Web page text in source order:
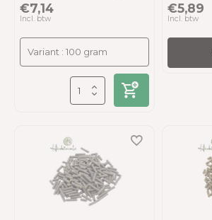
€7,14
Incl. btw
€5,89
Incl. btw